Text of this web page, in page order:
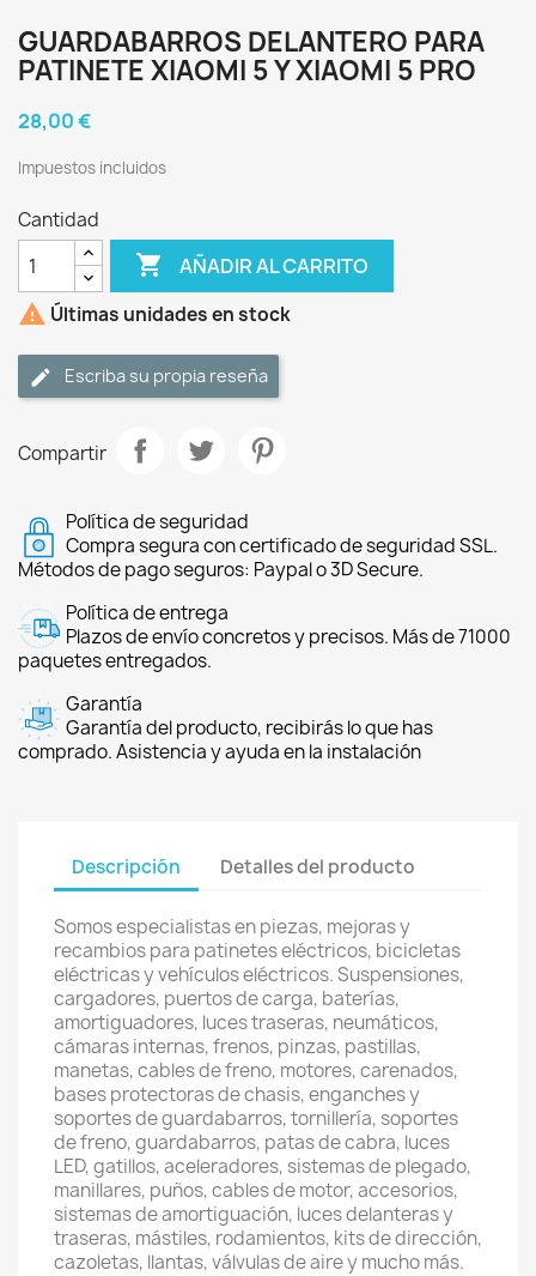
GUARDABARROS DELANTERO PARA
PATINETE XIAOMI 5 Y XIAOMI 5 PRO
28,00 €
Impuestos incluidos
Cantidad
 AÑADIR AL CARRITO
 Últimas unidades en stock
Escriba su propia reseña
Compartir
Política de seguridad
Compra segura con certificado de seguridad SSL.
Métodos de pago seguros: Paypal o 3D Secure.
Política de entrega
Plazos de envío concretos y precisos. Más de 71000
paquetes entregados.
Garantía
Garantía del producto, recibirás lo que has
comprado. Asistencia y ayuda en la instalación
Descripción Detalles del producto
Somos especialistas en piezas, mejoras y
recambios para patinetes eléctricos, bicicletas
eléctricas y vehículos eléctricos. Suspensiones,
cargadores, puertos de carga, baterías,
amortiguadores, luces traseras, neumáticos,
cámaras internas, frenos, pinzas, pastillas,
manetas, cables de freno, motores, carenados,
bases protectoras de chasis, enganches y
soportes de guardabarros, tornillería, soportes
de freno, guardabarros, patas de cabra, luces
LED, gatillos, aceleradores, sistemas de plegado,
manillares, puños, cables de motor, accesorios,
sistemas de amortiguación, luces delanteras y
traseras, mástiles, rodamientos, kits de dirección,
cazoletas, llantas, válvulas de aire y mucho más.